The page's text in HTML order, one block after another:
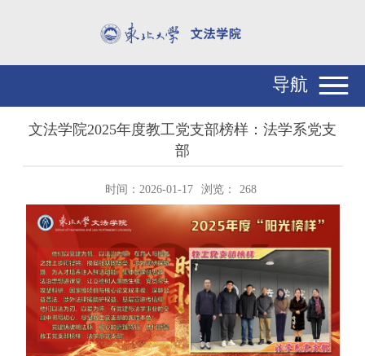
导航
文法学院2025年度教工党支部榜样：法学系党支
部
时间：2026-01-17 浏览： 268